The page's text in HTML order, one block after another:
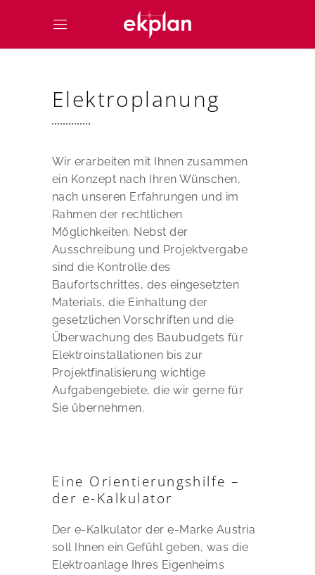
Elektroplanung
Wir erarbeiten mit Ihnen zusammen
ein Konzept nach Ihren Wünschen,
nach unseren Erfahrungen und im
Rahmen der rechtlichen
Möglichkeiten. Nebst der
Ausschreibung und Projektvergabe
sind die Kontrolle des
Baufortschrittes, des eingesetzten
Materials, die Einhaltung der
gesetzlichen Vorschriften und die
Überwachung des Baubudgets für
Elektroinstallationen bis zur
Projektfinalisierung wichtige
Aufgabengebiete, die wir gerne für
Sie übernehmen.
Eine Orientierungshilfe –
der e-Kalkulator
Der e-Kalkulator der e-Marke Austria
soll Ihnen ein Gefühl geben, was die
Elektroanlage Ihres Eigenheims